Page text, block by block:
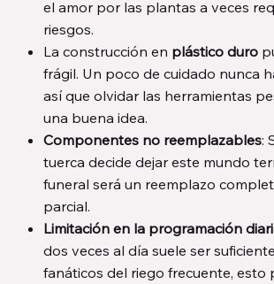
el amor por las plantas a veces
riesgos.
La construcción en plástico duro
frágil. Un poco de cuidado nunca
así que olvidar las herramientas
una buena idea.
Componentes no reemplazables:
tuerca decide dejar este mundo
funeral será un reemplazo
parcial.
Limitación en la programación
dos veces al día suele ser
fanáticos del riego frecuente, esto